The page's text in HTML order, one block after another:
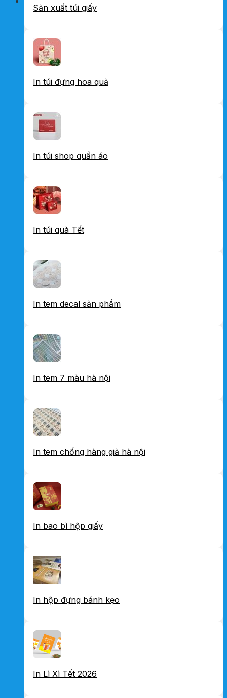
Sản xuất túi giấy
In túi đựng hoa quả
In túi shop quần áo
In túi quà Tết
In tem decal sản phẩm
In tem 7 màu hà nội
In tem chống hàng giả hà nội
In bao bì hộp giấy
In hộp đựng bánh kẹo
In Lì Xì Tết 2026